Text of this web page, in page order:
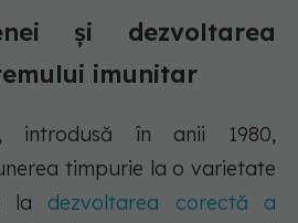
și dezvoltarea
imunitar
introdusă în anii 1980,
timpurie la o varietate
la dezvoltarea corectă a